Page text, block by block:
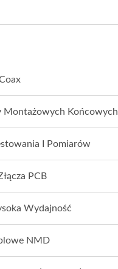
Montażowych Końcowych
I Pomiarów
PCB
Wydajność
NMD